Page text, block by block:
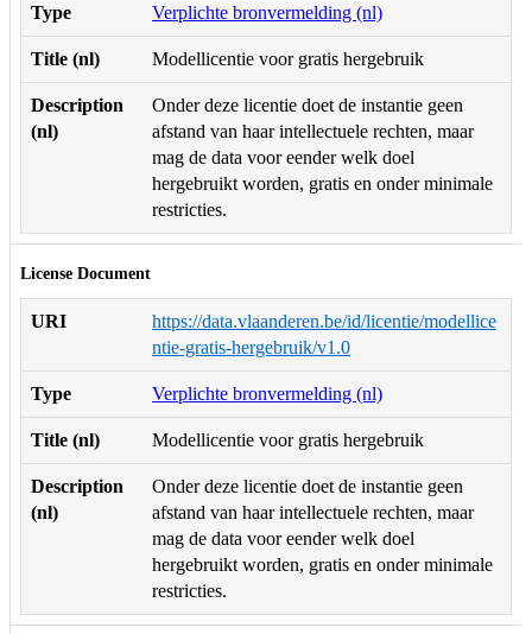
Type Verplichte bronvermelding (nl)
Title (nl) Modellicentie voor gratis hergebruik
Description
(nl)
Onder deze licentie doet de instantie geen
afstand van haar intellectuele rechten, maar
mag de data voor eender welk doel
hergebruikt worden, gratis en onder minimale
restricties.
License Document
URI
https://data.vlaanderen.be/id/licentie/modellice
ntie-gratis-hergebruik/v1.0
Type Verplichte bronvermelding (nl)
Title (nl) Modellicentie voor gratis hergebruik
Description
(nl)
Onder deze licentie doet de instantie geen
afstand van haar intellectuele rechten, maar
mag de data voor eender welk doel
hergebruikt worden, gratis en onder minimale
restricties.